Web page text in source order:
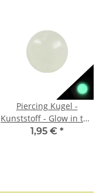
Piercing Kugel -
Kunststoff - Glow in the
dark - Klar
1,95 € *